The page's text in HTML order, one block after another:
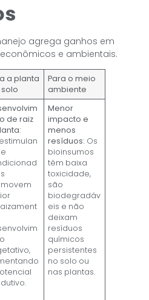
agrega ganhos em
e ambientais.
a planta
Para o meio
ambiente
de raiz
Menor
impacto e
menos
resíduos: Os
bioinsumos
têm baixa
toxicidade,
são
biodegradáv
eis e não
deixam
resíduos
químicos
persistentes
no solo ou
nas plantas.